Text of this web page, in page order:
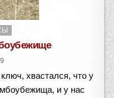
хвастался, что у
и у нас